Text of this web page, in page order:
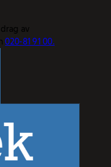
av
020-81 91 00.